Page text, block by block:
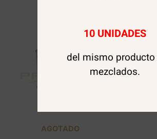
AGOTADO
10 UNIDADES
del mismo producto
mezclados.